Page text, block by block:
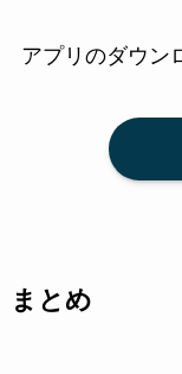
アプリのダウン
まとめ